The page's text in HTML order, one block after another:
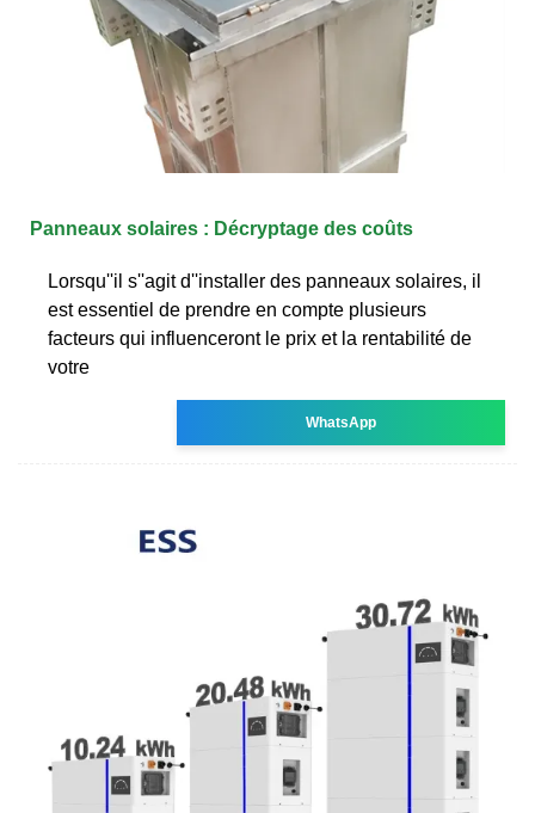
Panneaux solaires : Décryptage des coûts
Lorsqu''il s''agit d''installer des panneaux solaires, il
est essentiel de prendre en compte plusieurs
facteurs qui influenceront le prix et la rentabilité de
votre
WhatsApp